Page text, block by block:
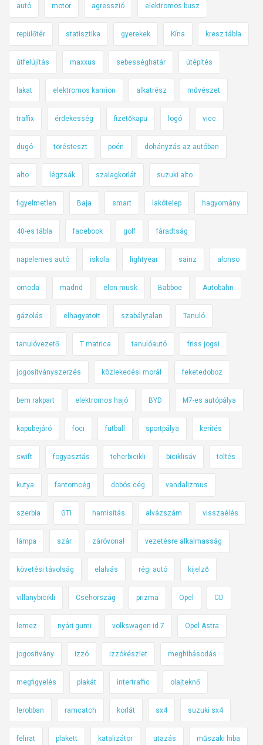
autó motor agresszió elektromos busz
repülőtér statisztika gyerekek Kína kresz tábla
útfelújítás maxxus sebességhatár útépítés
lakat elektromos kamion alkatrész művészet
traffix érdekesség fizetőkapu logó vicc
dugó törésteszt poén dohányzás az autóban
alto légzsák szalagkorlát suzuki alto
figyelmetlen Baja smart lakótelep hagyomány
40-es tábla facebook golf fáradtság
napelemes autó iskola lightyear sainz alonso
omoda madrid elon musk Babboe Autobahn
gázolás elhagyatott szabálytalan Tanuló
tanulóvezető T matrica tanulóautó friss jogsi
jogosítványszerzés közlekedési morál feketedoboz
bem rakpart elektromos hajó BYD M7-es autópálya
kapubejáró foci futball sportpálya kerítés
swift fogyasztás teherbicikli biciklisáv töltés
kutya fantomcég dobós cég vandalizmus
szerbia GTI hamisítás alvázszám visszaélés
lámpa szár záróvonal vezetésre alkalmasság
követési távolság elalvás régi autó kijelző
villanybicikli Csehország prizma Opel CD
lemez nyári gumi volkswagen id.7 Opel Astra
jogosítvány izzó izzókészlet meghibásodás
megfigyelés plakát intertraffic olajteknő
lerobban ramcatch korlát sx4 suzuki sx4
felirat plakett katalizátor utazás műszaki hiba